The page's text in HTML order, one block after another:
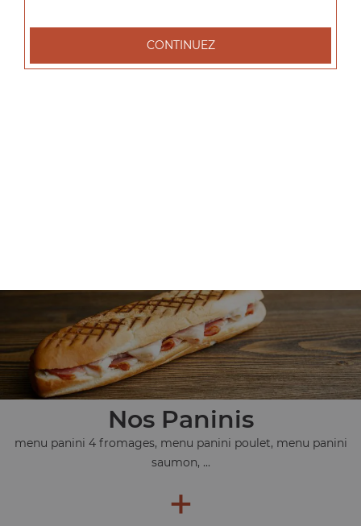
+
Nos Paninis
menu panini 4 fromages, menu panini poulet, menu panini
saumon, ...
+
CONTINUEZ